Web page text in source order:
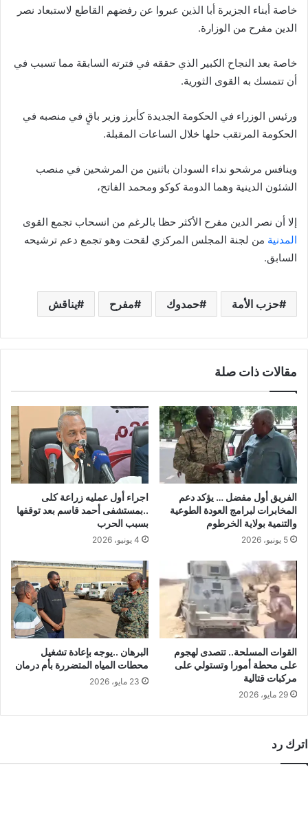
خاصة أبناء الجزيرة أبا الذين عبروا عن رفضهم القاطع لاستبعاد نصر
الدين مفرح من الوزارة.
خاصة بعد النجاح الكبير الذي حققه في فترته السابقة مما تسبب في
أن تتمسك به القوى الثورية.
ورئيس الوزراء في الحكومة الجديدة كأبرز وزير باقٍ في منصبه في
الحكومة المرتقب حلها خلال الساعات المقبلة.
وينافس مرشحو نداء السودان باثنين من المرشحين في منصب
الشئون الدينية وهما الدومة كوكو ومحمد الفاتح،
إلا أن نصر الدين مفرح الأكثر حظا بالرغم من انسحاب تجمع القوى
المدنية من لجنة المجلس المركزي لقحت وهو تجمع دعم ترشيحه
السابق.
حزب الأمة حمدوك مفرح يناقش
مقالات ذات صلة
الفريق أول مفضل … يؤكد دعم
المخابرات لبرامج العودة الطوعية
والتنمية بولاية الخرطوم
5 يونيو، 2026
اجراء أول عمليه زراعة كلى
..بمستشفى أحمد قاسم بعد توقفها
بسبب الحرب
4 يونيو، 2026
القوات المسلحة.. تتصدى لهجوم
على محطة أمورا وتستولي على
مركبات قتالية
29 مايو، 2026
البرهان ..يوجه بإعادة تشغيل
محطات المياه المتضررة بأم درمان
23 مايو، 2026
اترك رد